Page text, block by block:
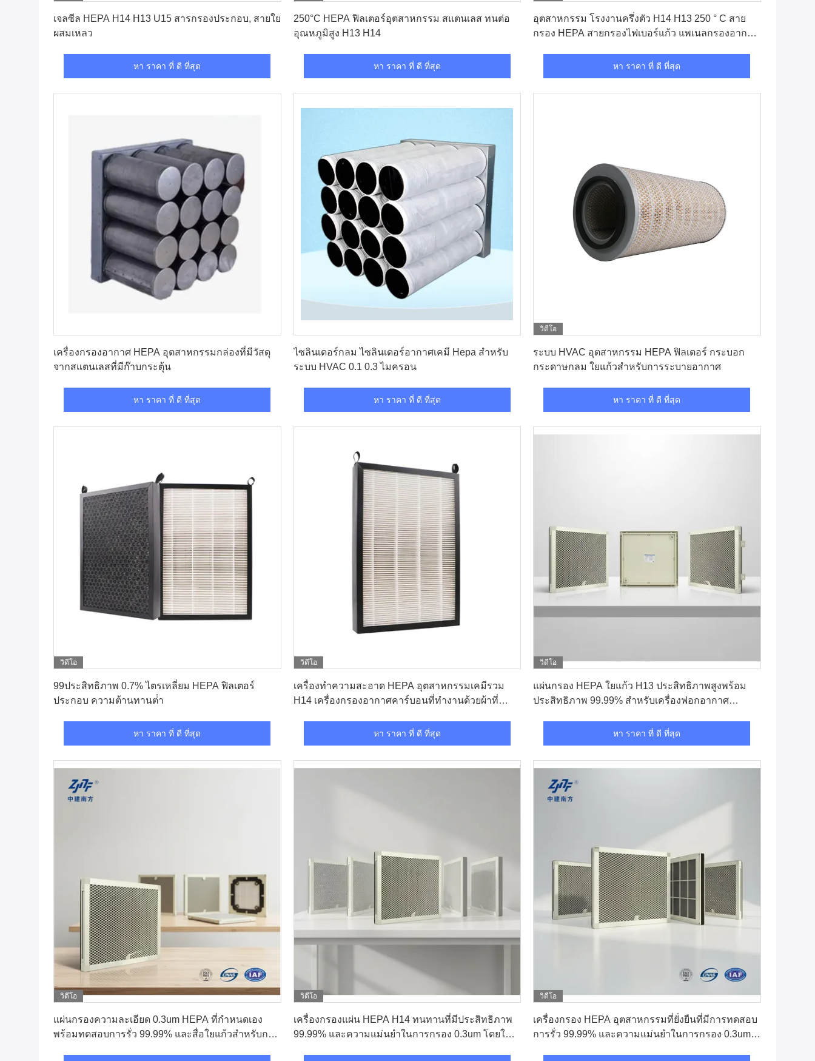
เจลซีล HEPA H14 H13 U15 สารกรองประกอบ, สายใย
ผสมเหลว
หา ราคา ที่ ดี ที่สุด
250°C HEPA ฟิลเตอร์อุตสาหกรรม สแตนเลส ทนต่อ
อุณหภูมิสูง H13 H14
หา ราคา ที่ ดี ที่สุด
อุตสาหกรรม โรงงานครึ่งตัว H14 H13 250 ° C สาย
กรอง HEPA สายกรองไฟเบอร์แก้ว แพเนลกรองอากาศ
หา ราคา ที่ ดี ที่สุด
เครื่องกรองอากาศ HEPA อุตสาหกรรมกล่องที่มีวัสดุ
จากสแตนเลสที่มีก๊าบกระตุ้น
หา ราคา ที่ ดี ที่สุด
ไซลินเดอร์กลม ไซลินเดอร์อากาศเคมี Hepa สําหรับ
ระบบ HVAC 0.1 0.3 ไมครอน
หา ราคา ที่ ดี ที่สุด
วิดีโอ
ระบบ HVAC อุตสาหกรรม HEPA ฟิลเตอร์ กระบอก
กระดาษกลม ใยแก้วสําหรับการระบายอากาศ
หา ราคา ที่ ดี ที่สุด
วิดีโอ
99ประสิทธิภาพ 0.7% ไตรเหลี่ยม HEPA ฟิลเตอร์
ประกอบ ความต้านทานต่ํา
หา ราคา ที่ ดี ที่สุด
วิดีโอ
เครื่องทําความสะอาด HEPA อุตสาหกรรมเคมีรวม
H14 เครื่องกรองอากาศคาร์บอนที่ทํางานด้วยผ้าที่
หา ราคา ที่ ดี ที่สุด
วิดีโอ
แผ่นกรอง HEPA ใยแก้ว H13 ประสิทธิภาพสูงพร้อม
ประสิทธิภาพ 99.99% สำหรับเครื่องฟอกอากาศ
หา ราคา ที่ ดี ที่สุด
วิดีโอ
แผ่นกรองความละเอียด 0.3um HEPA ที่กําหนดเอง
พร้อมทดสอบการรั่ว 99.99% และสื่อใยแก้วสําหรับการ
วิดีโอ
เครื่องกรองแผ่น HEPA H14 ทนทานที่มีประสิทธิภาพ
99.99% และความแม่นยําในการกรอง 0.3um โดยใช้
วิดีโอ
เครื่องกรอง HEPA อุตสาหกรรมที่ยั่งยืนที่มีการทดสอบ
การรั่ว 99.99% และความแม่นยําในการกรอง 0.3um